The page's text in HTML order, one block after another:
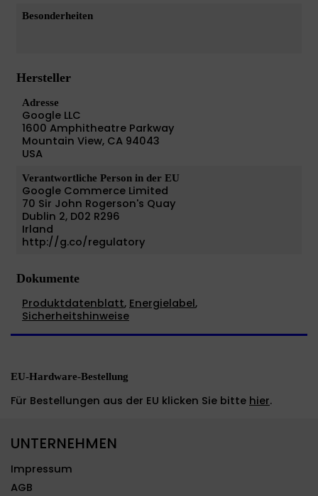
Besonderheiten
Hersteller
Adresse
Google LLC
1600 Amphitheatre Parkway
Mountain View, CA 94043
USA
Verantwortliche Person in der EU
Google Commerce Limited
70 Sir John Rogerson's Quay
Dublin 2, D02 R296
Irland
http://g.co/regulatory
Dokumente
Produktdatenblatt, Energielabel,
Sicherheitshinweise
EU-Hardware-Bestellung
Für Bestellungen aus der EU klicken Sie bitte hier.
UNTERNEHMEN
Impressum
AGB